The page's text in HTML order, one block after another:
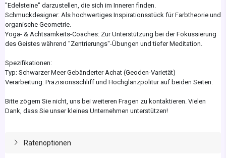
"Edelsteine" darzustellen, die sich im Inneren finden.
Schmuckdesigner: Als hochwertiges Inspirationsstück für Farbtheorie und
organische Geometrie.
Yoga- & Achtsamkeits-Coaches: Zur Unterstützung bei der Fokussierung
des Geistes während "Zentrierungs"-Übungen und tiefer Meditation.
Spezifikationen:
Typ: Schwarzer Meer Gebänderter Achat (Geoden-Varietät)
Verarbeitung: Präzisionsschliff und Hochglanzpolitur auf beiden Seiten.
Bitte zögern Sie nicht, uns bei weiteren Fragen zu kontaktieren. Vielen
Dank, dass Sie unser kleines Unternehmen unterstützen!
Ratenoptionen